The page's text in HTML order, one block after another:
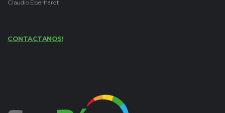
Claudio Eberhardt
CONTACTANOS!